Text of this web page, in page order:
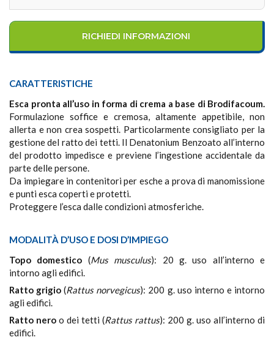
RICHIEDI INFORMAZIONI
CARATTERISTICHE
Esca pronta all’uso in forma di crema a base di Brodifacoum.
Formulazione soffice e cremosa, altamente appetibile, non
allerta e non crea sospetti. Particolarmente consigliato per la
gestione del ratto dei tetti. Il Denatonium Benzoato all’interno
del prodotto impedisce e previene l’ingestione accidentale da
parte delle persone.
Da impiegare in contenitori per esche a prova di manomissione
e punti esca coperti e protetti.
Proteggere l’esca dalle condizioni atmosferiche.
MODALITÀ D’USO E DOSI D’IMPIEGO
Topo domestico (Mus musculus): 20 g. uso all’interno e
intorno agli edifici.
Ratto grigio (Rattus norvegicus): 200 g. uso interno e intorno
agli edifici.
Ratto nero o dei tetti (Rattus rattus): 200 g. uso all’interno di
edifici.